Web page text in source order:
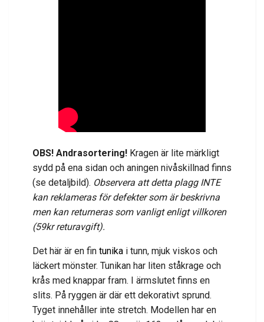
OBS! Andrasortering! Kragen är lite märkligt
sydd på ena sidan och aningen nivåskillnad finns
(se detaljbild). Observera att detta plagg INTE
kan reklameras för defekter som är beskrivna
men kan returneras som vanligt enligt villkoren
(59kr returavgift).
Det här är en fin tunika i tunn, mjuk viskos och
läckert mönster. Tunikan har liten ståkrage och
krås med knappar fram. I ärmslutet finns en
slits. På ryggen är där ett dekorativt sprund.
Tyget innehåller inte stretch. Modellen har en